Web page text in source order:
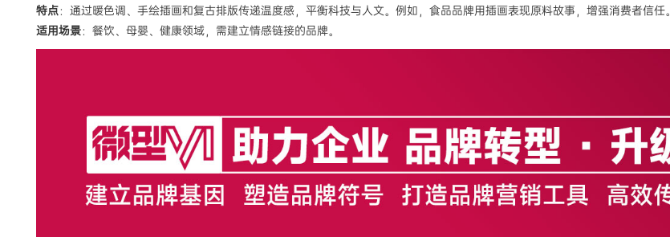
特点：通过暖色调、手绘插画和复古排版传递温度感，平衡科技与人文。例如，食品品牌用插画表现原料故事，增强消费者信任。
适用场景：餐饮、母婴、健康领域，需建立情感链接的品牌。